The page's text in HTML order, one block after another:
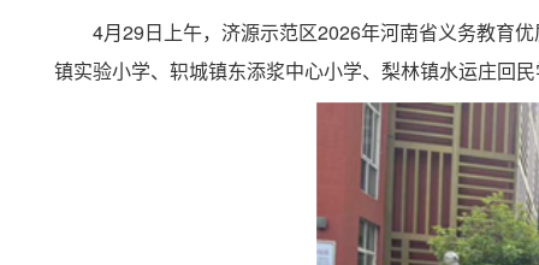
4月29日上午，济源示范区2026年河南省义务教育
镇实验小学、轵城镇东添浆中心小学、梨林镇水运庄回